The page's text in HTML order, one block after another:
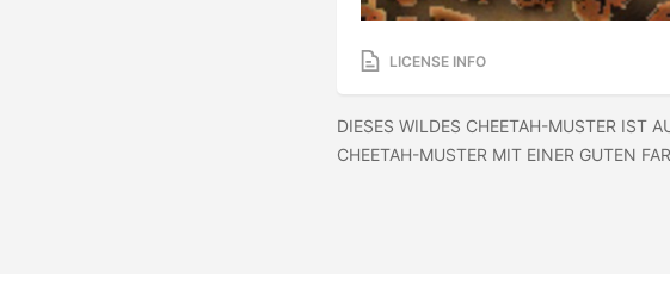
LICENSE INFO
DIESES WILDES CHEETAH-MUSTER IST
CHEETAH-MUSTER MIT EINER GUTEN